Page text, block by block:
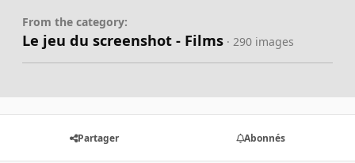
From the category:
Le jeu du screenshot - Films · 290 images
Partager Abonnés